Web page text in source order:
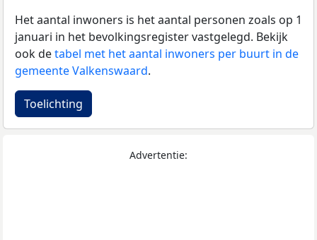
Het aantal inwoners is het aantal personen zoals op 1
januari in het bevolkingsregister vastgelegd. Bekijk
ook detabel met het aantal inwoners per buurt in de
gemeente Valkenswaard.
Toelichting
Advertentie: